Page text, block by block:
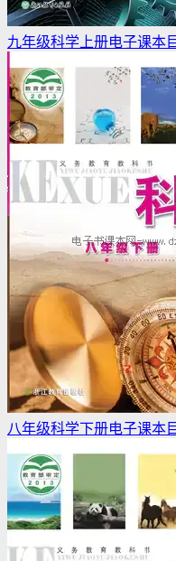
九年级科学上册电子课本
八年级科学下册电子课本